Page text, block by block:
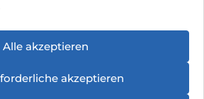
Alle akzeptieren
akzeptieren